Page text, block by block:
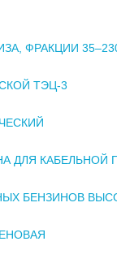
ФРАКЦИИ
ТЭЦ-3
ДЛЯ
БЕНЗИНОВ